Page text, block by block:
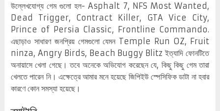
উল্লেখযোগ্য গেম গুলো হল- Asphalt 7, NFS Most Wanted,
Dead Trigger, Contract Killer, GTA Vice City,
Prince of Persia Classic, Frontline Commando.
এছাড়াও সাধারণ জনপ্রিয় গেমগুলো যেমন Temple Run OZ, Fruit
ninza, Angry Birds, Beach Buggy Blitz ইত্যাদি ফোনটিতে
অনায়াসে খেলা গেছে। তবে অনেকে অভিযোগ করেছেন যে, কিছু কিছু গেম তারা
খেলতে পারেন নি। এক্ষেত্রে আমার মনে হয়েছে জিপিইউ স্পেসিফিক ডাটা না হবার
কারণে কোন সমস্যা হয়েছে।